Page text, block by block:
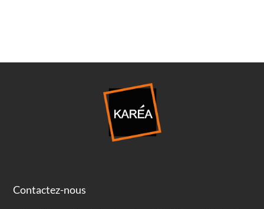
Contactez-nous